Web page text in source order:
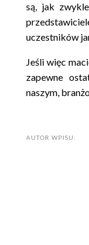
są, jak
uczestników
Jeśli więc
zapewne
naszym,
AUTOR WPISU: